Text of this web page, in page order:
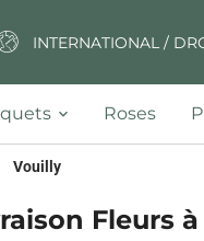
INTERNATIONAL /
Roses
Vouilly
Fleurs